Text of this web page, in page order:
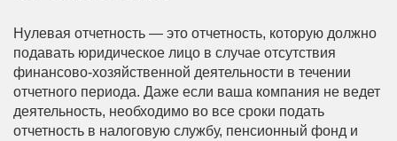
Нулевая отчетность — это отчетность, которую должно
подавать юридическое лицо в случае отсутствия
финансово-хозяйственной деятельности в течении
отчетного периода. Даже если ваша компания не ведет
деятельность, необходимо во все сроки подать
отчетность в налоговую службу, пенсионный фонд и